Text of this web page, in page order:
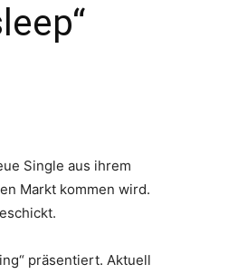
Single aus ihrem
Markt kommen wird.
präsentiert. Aktuell